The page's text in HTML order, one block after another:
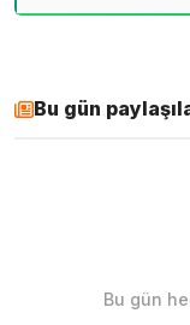
Bu gün
Bu gün